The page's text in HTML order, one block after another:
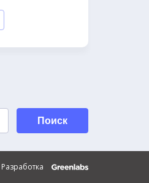
Поиск
Разработка